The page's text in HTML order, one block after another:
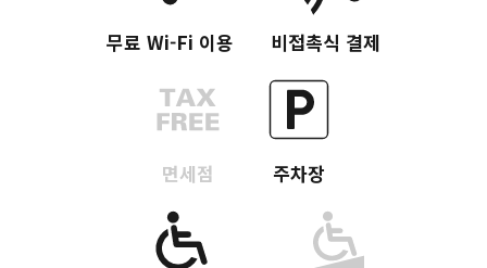
무료 Wi-Fi 이용 비접촉식 결제
면세점 주차장